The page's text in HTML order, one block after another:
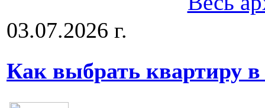
03.07.2026 г.
Как выбрать квартиру в